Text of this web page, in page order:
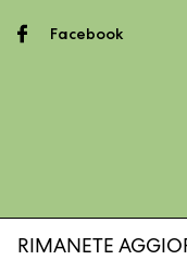
Facebook
RIMANETE